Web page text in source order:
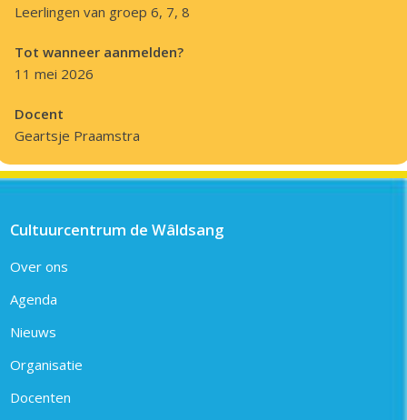
Leerlingen van groep 6, 7, 8
Tot wanneer aanmelden?
11 mei 2026
Docent
Geartsje Praamstra
Cultuurcentrum de Wâldsang
Over ons
Agenda
Nieuws
Organisatie
Docenten